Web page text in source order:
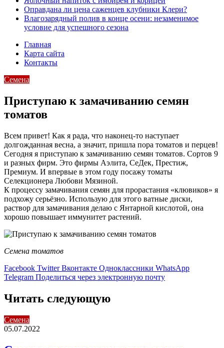
Оправдана ли цена саженцев клубники Клери?
Влагозарядный полив в конце осени: незаменимое
условие для успешного сезона
Главная
Карта сайта
Контакты
Семена
Приступаю к замачиванию семян
томатов
Всем привет! Как я рада, что наконец-то наступает
долгожданная весна, а значит, пришла пора томатов и перцев!
Сегодня я приступаю к замачиванию семян томатов. Сортов 9
и разных фирм. Это фирмы Аэлита, СеДек, Престиж,
Премиум. И впервые в этом году посажу томаты
Селекционера Любови Мязиной.
К процессу замачивания семян для прорастания «клювиков» я
подхожу серьёзно. Использую для этого ватные диски,
раствор для замачивания делаю с Янтарной кислотой, она
хорошо повышает иммунитет растений.
Семена томатов
Facebook Twitter Вконтакте Одноклассники WhatsApp
Telegram Поделиться через электронную почту
Читать следующую
Семена
05.07.2022